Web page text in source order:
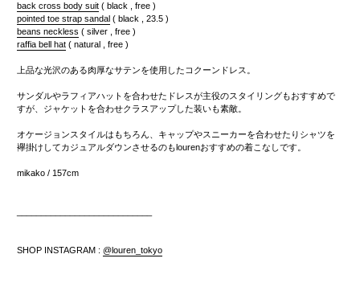
back cross body suit ( black , free )
pointed toe strap sandal ( black , 23.5 )
beans neckless ( silver , free )
raffia bell hat ( natural , free )
上品な光沢のある肉厚なサテンを使用したコクーンドレス。
サンダルやラフィアハットを合わせたドレスが主役のスタイリングもおすすめで
すが、ジャケットを合わせクラスアップした装いも素敵。
オケージョンスタイルはもちろん、キャップやスニーカーを合わせたりシャツを
襷掛けしてカジュアルダウンさせるのもlourenおすすめの着こなしです。
mikako / 157cm
SHOP INSTAGRAM : @louren_tokyo